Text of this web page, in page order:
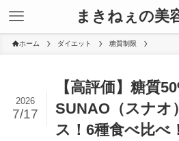
まきねぇの美
ホーム ダイエット 糖質制限
【高評価】糖質
SUNAO（スナオ
ス！6種食べ比べ！
2026
7/17